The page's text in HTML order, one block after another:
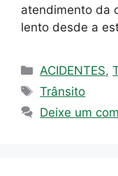
atendimento da
lento desde a
Categorias
ACIDENTES,
Tags
Trânsito
Deixe um